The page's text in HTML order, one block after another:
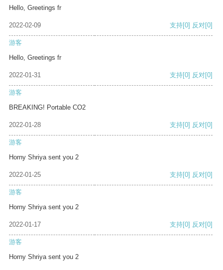
Hello, Greetings fr
2022-02-09 支持[0] 反对[0]
游客
Hello, Greetings fr
2022-01-31 支持[0] 反对[0]
游客
BREAKING! Portable CO2
2022-01-28 支持[0] 反对[0]
游客
Horny Shriya sent you 2
2022-01-25 支持[0] 反对[0]
游客
Horny Shriya sent you 2
2022-01-17 支持[0] 反对[0]
游客
Horny Shriya sent you 2